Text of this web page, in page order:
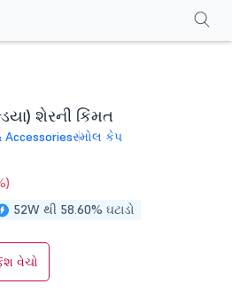
શેરની કિંમત
સ્મોલ કેપ
52W થી 58.60% ઘટાડો
વેચો
વધુ